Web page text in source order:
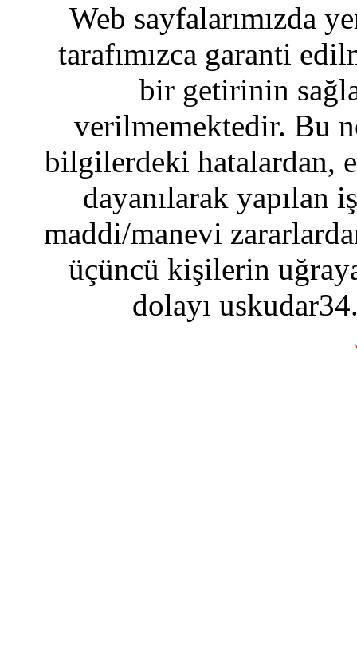
Web sayfalarımızda
tarafımızca garanti
bir getirinin
verilmemektedir. Bu
bilgilerdeki hatalardan,
dayanılarak yapılan
maddi/manevi
üçüncü kişilerin
dolayı